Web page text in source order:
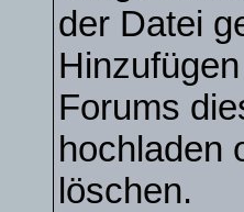
der Datei
Forums
hochladen
löschen.